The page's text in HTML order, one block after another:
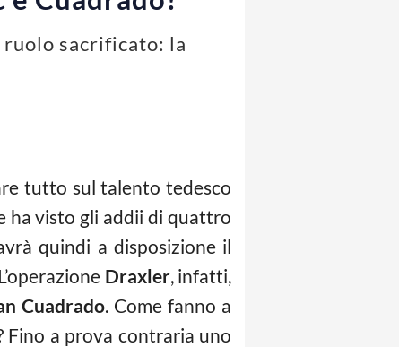
sacrificato: la
tutto sul talento tedesco
ha visto gli addii di quattro
quindi a disposizione il
Draxler, infatti,
Cuadrado. Come fanno a
a prova contraria uno